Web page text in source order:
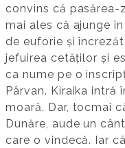
convins că
mai ales că ajunge
de euforie și
jefuirea cetăților și
ca nume pe o
Pârvan. Kiraika intră
moară. Dar, tocmai
Dunăre, aude un
care o vindecă. Iar